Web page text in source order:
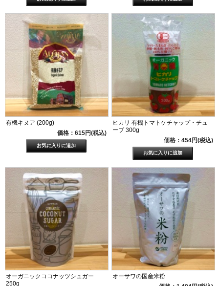
有機キヌア (200g)
価格：615円(税込)
ヒカリ 有機トマトケチャップ・チュ
ーブ 300g
価格：454円(税込)
オーガニックココナッツシュガー
250g
オーサワの国産米粉